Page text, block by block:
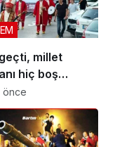
geçti, millet
hiç boş
önce